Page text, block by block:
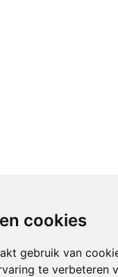
cookies
gebruik van
te verbeteren